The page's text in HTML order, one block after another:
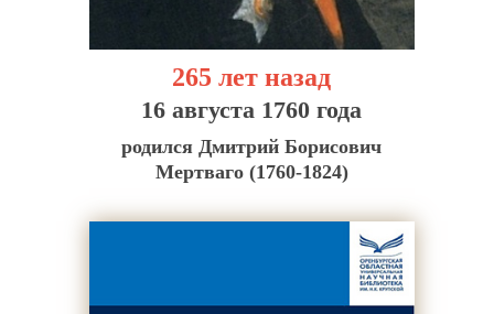
265 лет назад
16 августа 1760 года
родился Дмитрий Борисович
Мертваго (1760-1824)